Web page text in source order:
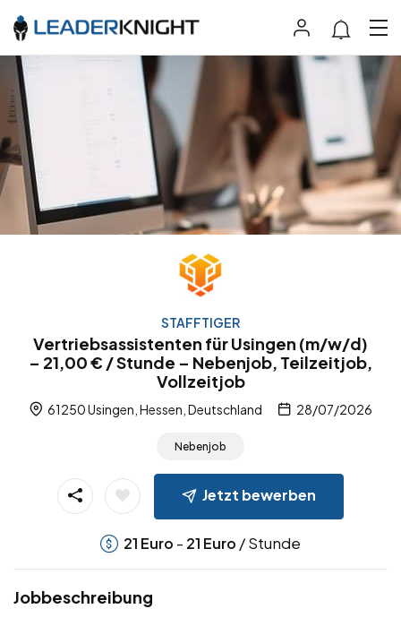
STAFFTIGER
Vertriebsassistenten für Usingen (m/w/d)
– 21,00 € / Stunde – Nebenjob, Teilzeitjob,
Vollzeitjob
61250 Usingen, Hessen, Deutschland 28/07/2026
Nebenjob
Jetzt bewerben
21 Euro - 21 Euro / Stunde
Jobbeschreibung